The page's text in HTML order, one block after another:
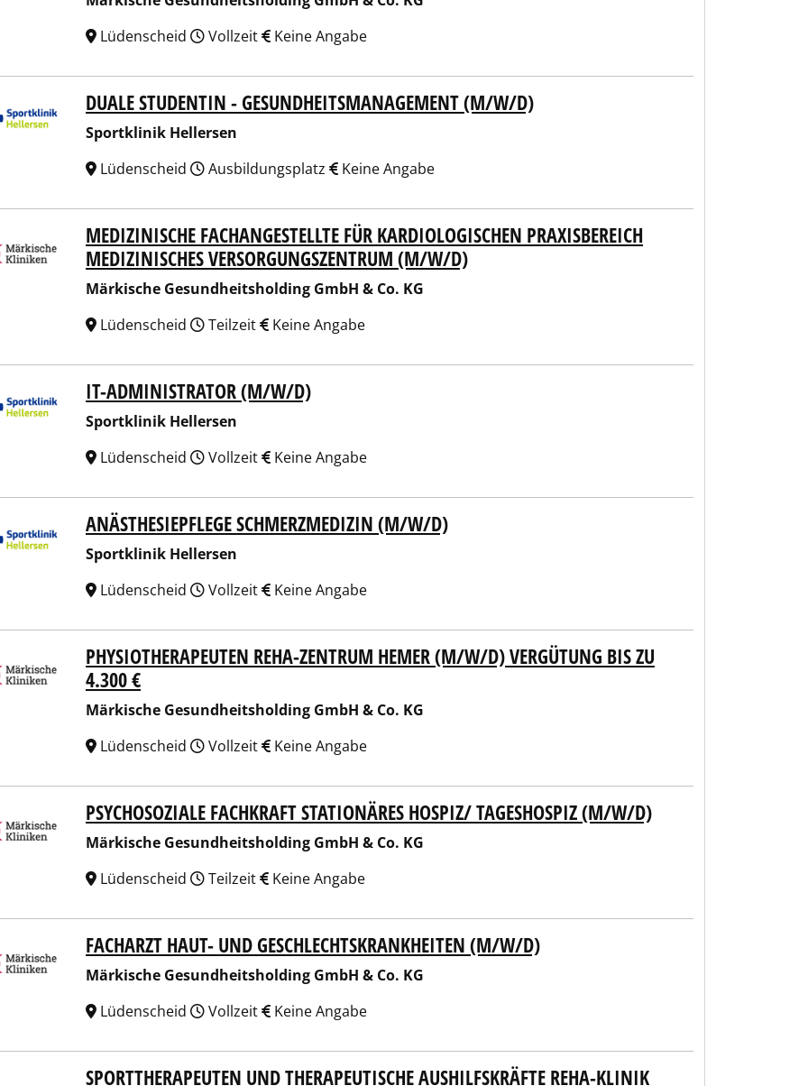
Lüdenscheid
Vollzeit Keine Angabe
HellersenDUALE STUDENTIN - GESUNDHEITSMANAGEMENT (M/W/D)
Sportklinik Hellersen
Lüdenscheid
Ausbildungsplatz Keine Angabe
Gesundheitsholding GmbH & Co. KG
MEDIZINISCHE FACHANGESTELLTE FÜR KARDIOLOGISCHEN PRAXISBEREICH
MEDIZINISCHES VERSORGUNGSZENTRUM (M/W/D)
Märkische Gesundheitsholding GmbH & Co. KG
Lüdenscheid
Teilzeit Keine Angabe
HellersenIT-ADMINISTRATOR (M/W/D)
Sportklinik Hellersen
Lüdenscheid
Vollzeit Keine Angabe
HellersenANÄSTHESIEPFLEGE SCHMERZMEDIZIN (M/W/D)
Sportklinik Hellersen
Lüdenscheid
Vollzeit Keine Angabe
Gesundheitsholding GmbH & Co. KG
PHYSIOTHERAPEUTEN REHA-ZENTRUM HEMER (M/W/D) VERGÜTUNG BIS ZU
4.300 €
Märkische Gesundheitsholding GmbH & Co. KG
Lüdenscheid
Vollzeit Keine Angabe
Gesundheitsholding GmbH & Co. KG
PSYCHOSOZIALE FACHKRAFT STATIONÄRES HOSPIZ/ TAGESHOSPIZ (M/W/D)
Märkische Gesundheitsholding GmbH & Co. KG
Lüdenscheid
Teilzeit Keine Angabe
Gesundheitsholding GmbH & Co. KG
FACHARZT HAUT- UND GESCHLECHTSKRANKHEITEN (M/W/D)
Märkische Gesundheitsholding GmbH & Co. KG
Lüdenscheid
Vollzeit Keine Angabe
Gesundheitsholding GmbH & Co. KG
SPORTTHERAPEUTEN UND THERAPEUTISCHE AUSHILFSKRÄFTE REHA-KLINIK